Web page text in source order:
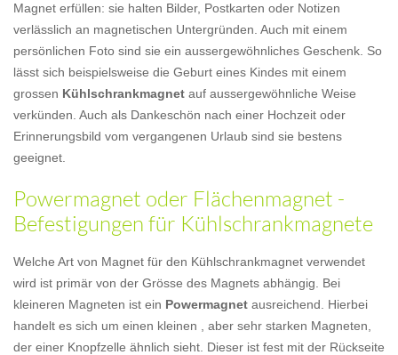
Magnet erfüllen: sie halten Bilder, Postkarten oder Notizen
verlässlich an magnetischen Untergründen. Auch mit einem
persönlichen Foto sind sie ein aussergewöhnliches Geschenk. So
lässt sich beispielsweise die Geburt eines Kindes mit einem
grossen Kühlschrankmagnet auf aussergewöhnliche Weise
verkünden. Auch als Dankeschön nach einer Hochzeit oder
Erinnerungsbild vom vergangenen Urlaub sind sie bestens
geeignet.
Powermagnet oder Flächenmagnet -
Befestigungen für Kühlschrankmagnete
Welche Art von Magnet für den Kühlschrankmagnet verwendet
wird ist primär von der Grösse des Magnets abhängig. Bei
kleineren Magneten ist ein Powermagnet ausreichend. Hierbei
handelt es sich um einen kleinen , aber sehr starken Magneten,
der einer Knopfzelle ähnlich sieht. Dieser ist fest mit der Rückseite